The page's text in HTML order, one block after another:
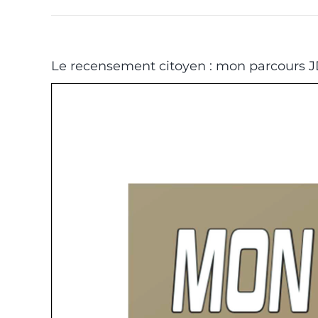
Le recensement citoyen : mon parcours